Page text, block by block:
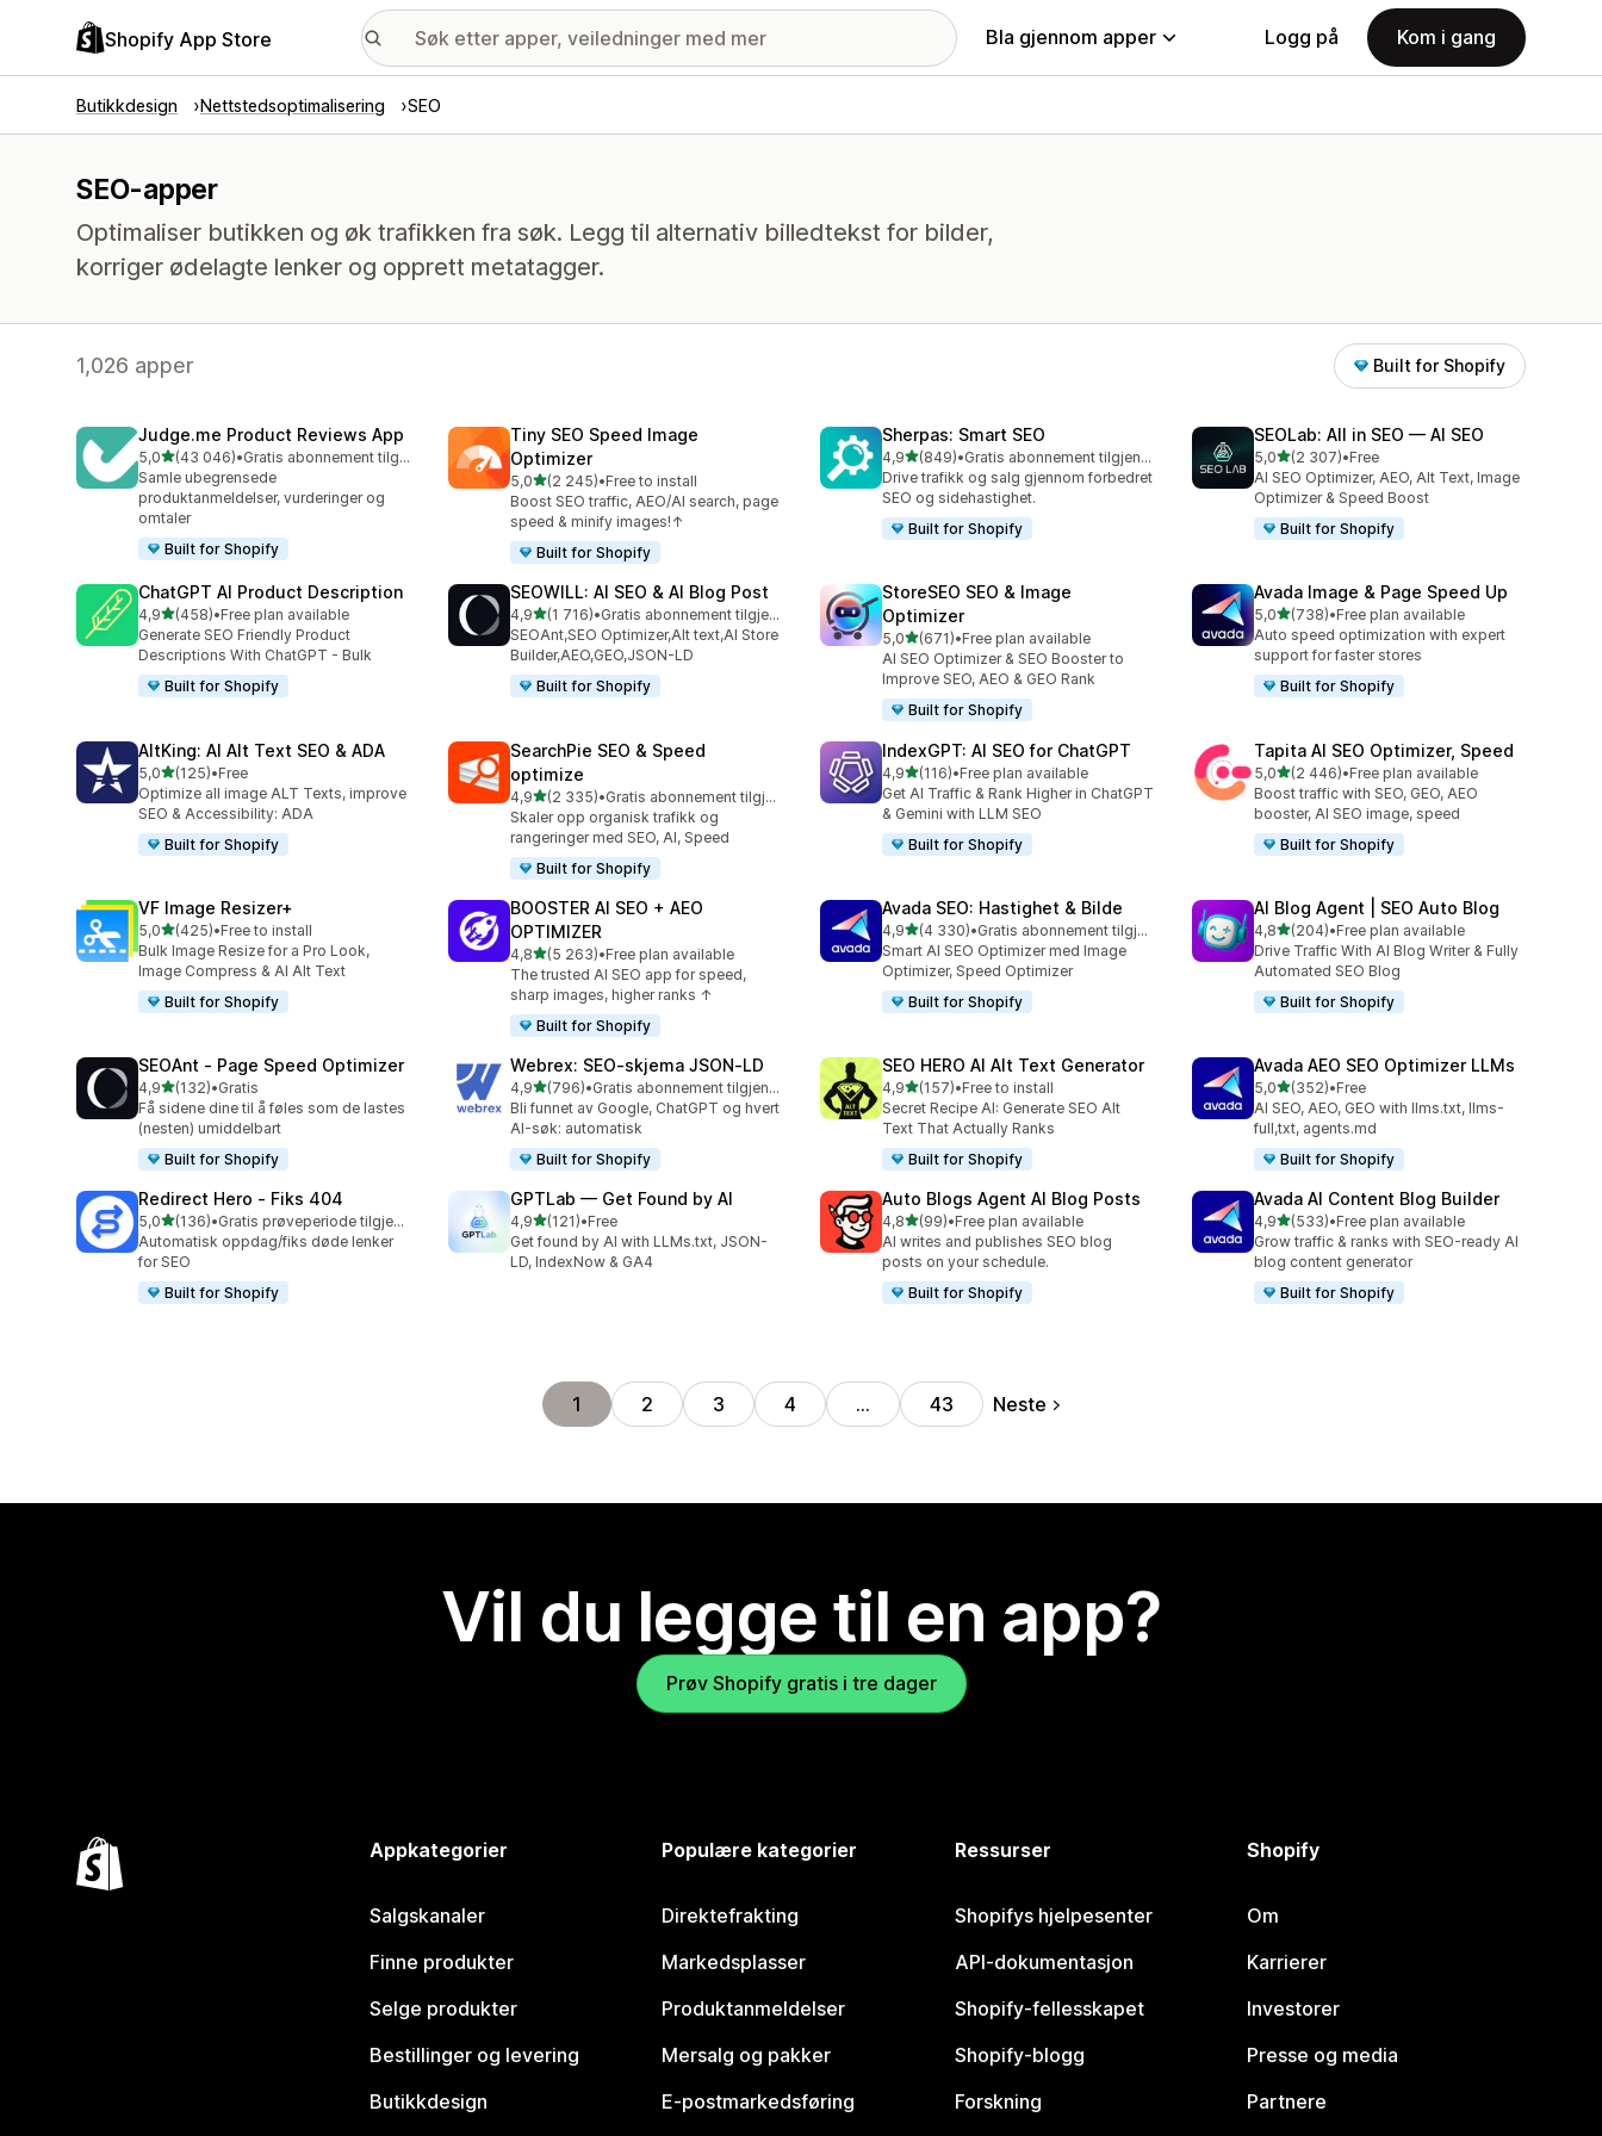
Shopify App Store Bla gjennom apper Logg på Kom i gang
Butikkdesign Nettstedsoptimalisering SEO
SEO-apper
Optimaliser butikken og øk trafikken fra søk. Legg til alternativ billedtekst for bilder,
korriger ødelagte lenker og opprett metatagger.
1,026 apper Built for Shopify
Judge.me Product Reviews App
5,0av 5 stjerner
(43 046)
Totalt 43046 omtaler
•
Gratis abonnement tilgjengelig
Samle ubegrensede
produktanmeldelser, vurderinger og
omtaler
Built for Shopify
Tiny SEO Speed Image
Optimizer
5,0av 5 stjerner
(2 245)
Totalt 2245 omtaler
•Free to install
Boost SEO traffic, AEO/AI search, page
speed & minify images!↑
Built for Shopify
Sherpas: Smart SEO
4,9av 5 stjerner
(849)
Totalt 849 omtaler
•
Gratis abonnement tilgjengelig
Drive trafikk og salg gjennom forbedret
SEO og sidehastighet.
Built for Shopify
SEOLab: All in SEO — AI SEO
5,0av 5 stjerner
(2 307)
Totalt 2307 omtaler
•Free
AI SEO Optimizer, AEO, Alt Text, Image
Optimizer & Speed Boost
Built for Shopify
ChatGPT AI Product Description
4,9av 5 stjerner
(458)
Totalt 458 omtaler
•Free plan available
Generate SEO Friendly Product
Descriptions With ChatGPT - Bulk
Built for Shopify
SEOWILL: AI SEO & AI Blog Post
4,9av 5 stjerner
(1 716)
Totalt 1716 omtaler
•
Gratis abonnement tilgjengelig
SEOAnt,SEO Optimizer,Alt text,AI Store
Builder,AEO,GEO,JSON-LD
Built for Shopify
StoreSEO SEO & Image
Optimizer
5,0av 5 stjerner
(671)
Totalt 671 omtaler
•Free plan available
AI SEO Optimizer & SEO Booster to
Improve SEO, AEO & GEO Rank
Built for Shopify
Avada Image & Page Speed Up
5,0av 5 stjerner
(738)
Totalt 738 omtaler
•Free plan available
Auto speed optimization with expert
support for faster stores
Built for Shopify
AltKing: AI Alt Text SEO & ADA
5,0av 5 stjerner
(125)
Totalt 125 omtaler
•Free
Optimize all image ALT Texts, improve
SEO & Accessibility: ADA
Built for Shopify
SearchPie SEO & Speed
optimize
4,9av 5 stjerner
(2 335)
Totalt 2335 omtaler
•
Gratis abonnement tilgjengelig
Skaler opp organisk trafikk og
rangeringer med SEO, AI, Speed
Built for Shopify
IndexGPT: AI SEO for ChatGPT
4,9av 5 stjerner
(116)
Totalt 116 omtaler
•Free plan available
Get AI Traffic & Rank Higher in ChatGPT
& Gemini with LLM SEO
Built for Shopify
Tapita AI SEO Optimizer, Speed
5,0av 5 stjerner
(2 446)
Totalt 2446 omtaler
•Free plan available
Boost traffic with SEO, GEO, AEO
booster, AI SEO image, speed
Built for Shopify
VF Image Resizer+
5,0av 5 stjerner
(425)
Totalt 425 omtaler
•Free to install
Bulk Image Resize for a Pro Look,
Image Compress & AI Alt Text
Built for Shopify
BOOSTER AI SEO + AEO
OPTIMIZER
4,8av 5 stjerner
(5 263)
Totalt 5263 omtaler
•Free plan available
The trusted AI SEO app for speed,
sharp images, higher ranks ↑
Built for Shopify
Avada SEO: Hastighet & Bilde
4,9av 5 stjerner
(4 330)
Totalt 4330 omtaler
•
Gratis abonnement tilgjengelig
Smart AI SEO Optimizer med Image
Optimizer, Speed Optimizer
Built for Shopify
AI Blog Agent | SEO Auto Blog
4,8av 5 stjerner
(204)
Totalt 204 omtaler
•Free plan available
Drive Traffic With AI Blog Writer & Fully
Automated SEO Blog
Built for Shopify
SEOAnt ‑ Page Speed Optimizer
4,9av 5 stjerner
(132)
Totalt 132 omtaler
•Gratis
Få sidene dine til å føles som de lastes
(nesten) umiddelbart
Built for Shopify
Webrex: SEO‑skjema JSON‑LD
4,9av 5 stjerner
(796)
Totalt 796 omtaler
•
Gratis abonnement tilgjengelig
Bli funnet av Google, ChatGPT og hvert
AI-søk: automatisk
Built for Shopify
SEO HERO AI Alt Text Generator
4,9av 5 stjerner
(157)
Totalt 157 omtaler
•Free to install
Secret Recipe AI: Generate SEO Alt
Text That Actually Ranks
Built for Shopify
Avada AEO SEO Optimizer LLMs
5,0av 5 stjerner
(352)
Totalt 352 omtaler
•Free
AI SEO, AEO, GEO with llms.txt, llms-
full,txt, agents.md
Built for Shopify
Redirect Hero ‑ Fiks 404
5,0av 5 stjerner
(136)
Totalt 136 omtaler
•
Gratis prøveperiode tilgjengelig
Automatisk oppdag/fiks døde lenker
for SEO
Built for Shopify
GPTLab — Get Found by AI
4,9av 5 stjerner
(121)
Totalt 121 omtaler
•Free
Get found by AI with LLMs.txt, JSON-
LD, IndexNow & GA4
Auto Blogs Agent AI Blog Posts
4,8av 5 stjerner
(99)
Totalt 99 omtaler
•Free plan available
AI writes and publishes SEO blog
posts on your schedule.
Built for Shopify
Avada AI Content Blog Builder
4,9av 5 stjerner
(533)
Totalt 533 omtaler
•Free plan available
Grow traffic & ranks with SEO-ready AI
blog content generator
Built for Shopify
1 2 3 4 … 43 Neste
Vil du legge til en app?
Prøv Shopify gratis i tre dager
Appkategorier
Salgskanaler
Finne produkter
Selge produkter
Bestillinger og levering
Butikkdesign
Populære kategorier
Direktefrakting
Markedsplasser
Produktanmeldelser
Mersalg og pakker
E-postmarkedsføring
Ressurser
Shopifys hjelpesenter
API-dokumentasjon
Shopify-fellesskapet
Shopify-blogg
Forskning
Shopify
Om
Karrierer
Investorer
Presse og media
Partnere